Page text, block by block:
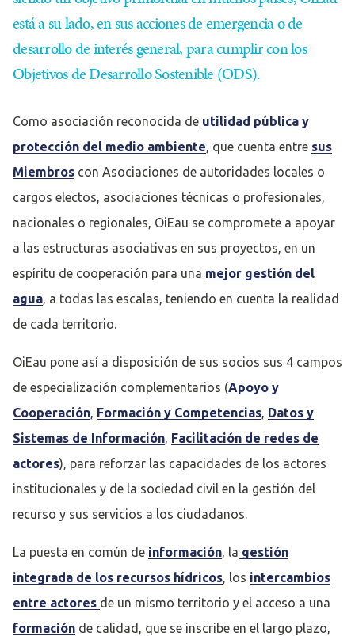
está a su lado, en sus acciones de emergencia o de
desarrollo de interés general, para cumplir con los
Objetivos de Desarrollo Sostenible (ODS).
Como asociación reconocida de utilidad pública y
protección del medio ambiente, que cuenta entre sus
Miembros con Asociaciones de autoridades locales o
cargos electos, asociaciones técnicas o profesionales,
nacionales o regionales, OiEau se compromete a apoyar
a las estructuras asociativas en sus proyectos, en un
espíritu de cooperación para una mejor gestión del
agua, a todas las escalas, teniendo en cuenta la realidad
de cada territorio.
OiEau pone así a disposición de sus socios sus 4 campos
de especialización complementarios (Apoyo y
Cooperación, Formación y Competencias, Datos y
Sistemas de Información, Facilitación de redes de
actores), para reforzar las capacidades de los actores
institucionales y de la sociedad civil en la gestión del
recurso y sus servicios a los ciudadanos.
La puesta en común de información, la gestión
integrada de los recursos hídricos, los intercambios
entre actores de un mismo territorio y el acceso a una
formación de calidad, que se inscribe en el largo plazo,